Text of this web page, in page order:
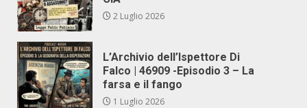
2 Luglio 2026
L’Archivio dell’Ispettore Di
Falco | 46909 -Episodio 3 – La
farsa e il fango
1 Luglio 2026